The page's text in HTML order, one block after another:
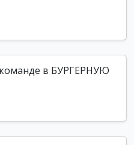
в БУРГЕРНУЮ